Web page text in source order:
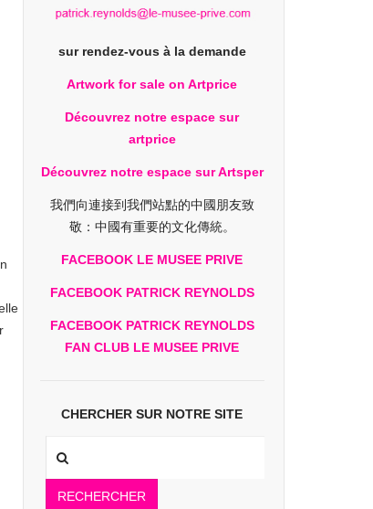
sur rendez-vous à la demande
Artwork for sale on Artprice
Découvrez notre espace sur
artprice
Découvrez notre espace sur Artsper
我們向連接到我們站點的中國朋友致
敬：中國有重要的文化傳統。
FACEBOOK LE MUSEE PRIVE
FACEBOOK PATRICK REYNOLDS
FACEBOOK PATRICK REYNOLDS
FAN CLUB LE MUSEE PRIVE
CHERCHER SUR NOTRE SITE
RECHERCHER